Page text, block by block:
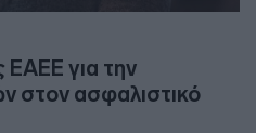
για την
στον ασφαλιστικό